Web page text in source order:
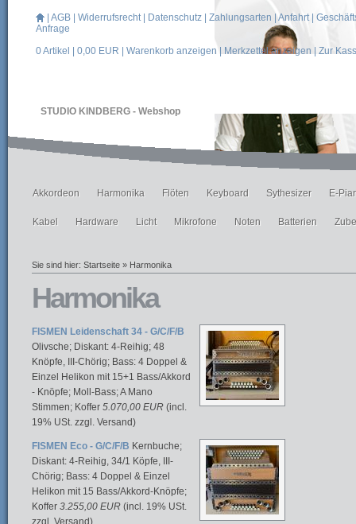
STUDIO KINDBERG - Webshop
AGB Widerrufsrecht| Datenschutz Zahlungsarten |Anfahrt|
Anfrage
0Artikel | 0,00 EUR | Warenkorb anzeigen Merkzettel anzeigen Zur
Akkordeon Harmonika Flöten Keyboard Sythesizer E-
Kabel Hardware Licht Mikrofone Noten Batterien
Sie sind hier: Startseite » Harmonika
Harmonika
FISMEN Leidenschaft 34 - G/C/F/B
Olivsche; Diskant: 4-Reihig; 48
Knöpfe, III-Chörig; Bass: 4 Doppel &
Einzel Helikon mit 15+1 Bass/Akkord
- Knöpfe; Moll-Bass; A Mano
Stimmen; Koffer 5.070,00 EUR (incl.
19% USt. zzgl. Versand)
FISMEN Eco - G/C/F/B Kernbuche;
Diskant: 4-Reihig, 34/1 Köpfe, III-
Chörig; Bass: 4 Doppel & Einzel
Helikon mit 15 Bass/Akkord-Knöpfe;
Koffer 3.255,00 EUR (incl. 19% USt.
zzgl. Versand)